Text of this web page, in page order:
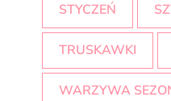
STYCZEŃ
TRUSKAWKI
WARZYWA